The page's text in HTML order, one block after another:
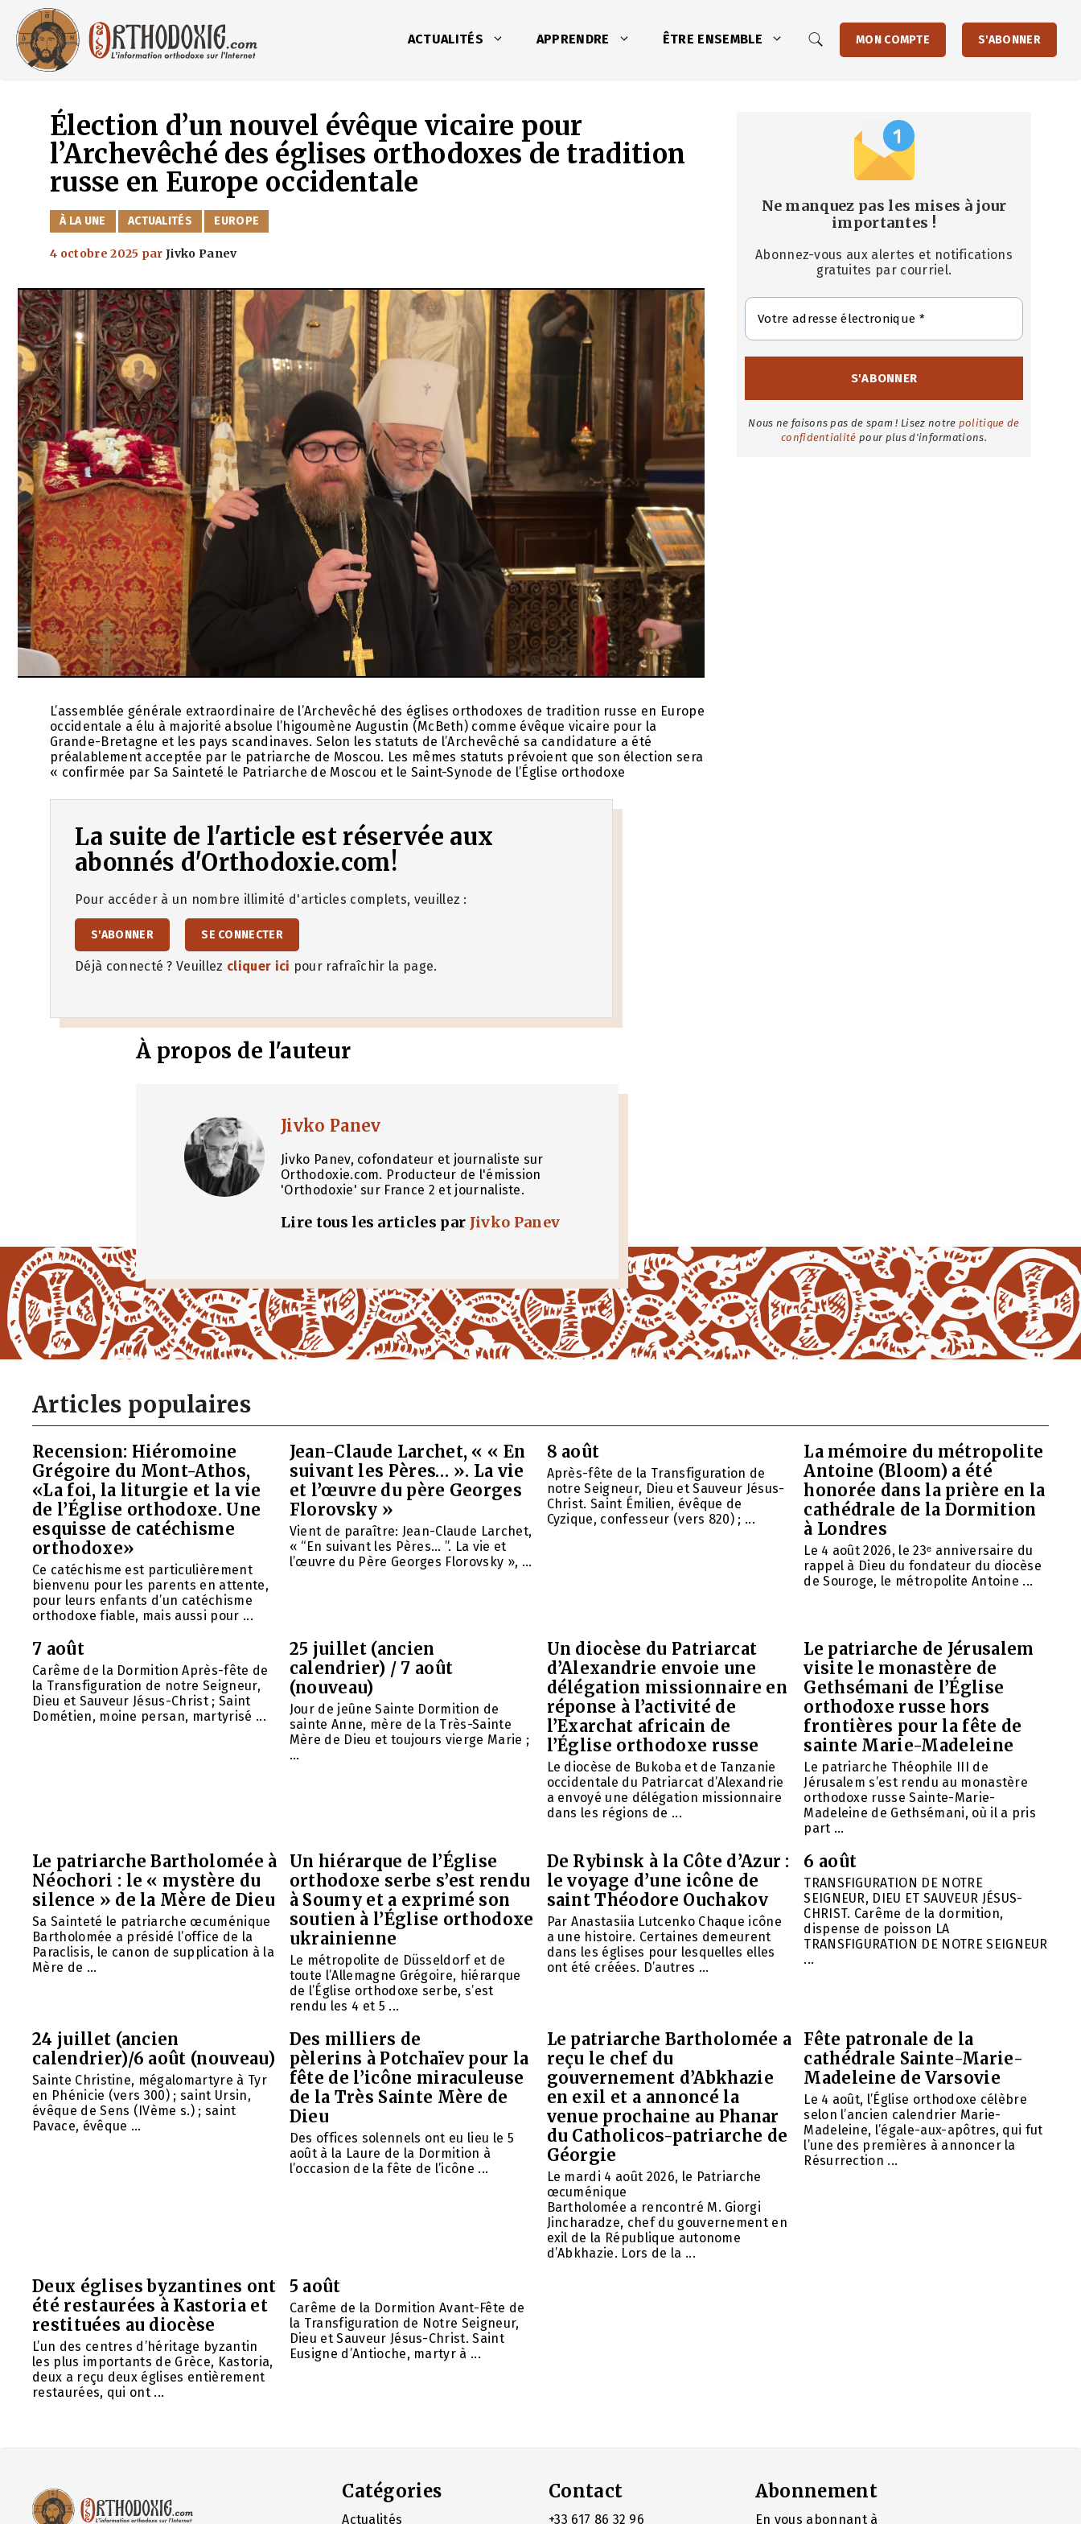
contenu
ACTUALITÉS APPRENDRE ÊTRE ENSEMBLE MON COMPTE S'ABONNER
Élection d’un nouvel évêque vicaire pour
l’Archevêché des églises orthodoxes de tradition
russe en Europe occidentale
CATÉGORIES
À LA UNE ACTUALITÉS EUROPE
4 octobre 2025 parJivko Panev
L’assemblée générale extraordinaire de l’Archevêché des églises orthodoxes de tradition russe en Europe
occidentale a élu à majorité absolue l’higoumène Augustin (McBeth) comme évêque vicaire pour la
Grande-Bretagne et les pays scandinaves. Selon les statuts de l’Archevêché sa candidature a été
préalablement acceptée par le patriarche de Moscou. Les mêmes statuts prévoient que son élection sera
« confirmée par Sa Sainteté le Patriarche de Moscou et le Saint-Synode de l’Église orthodoxe
La suite de l'article est réservée aux
abonnés d'Orthodoxie.com!
Pour accéder à un nombre illimité d'articles complets, veuillez :
S'ABONNER SE CONNECTER
Déjà connecté ? Veuillez cliquer ici pour rafraîchir la page.
À propos de l'auteur
Jivko Panev
Jivko Panev, cofondateur et journaliste sur
Orthodoxie.com. Producteur de l'émission
'Orthodoxie' sur France 2 et journaliste.
Lire tous les articles par Jivko Panev
Ne manquez pas les mises à jour
importantes !
Abonnez-vous aux alertes et notifications
gratuites par courriel.
Nous ne faisons pas de spam ! Lisez notre politique de
confidentialité pour plus d'informations.
Articles populaires
Recension: Hiéromoine
Grégoire du Mont-Athos,
«La foi, la liturgie et la vie
de l’Église orthodoxe. Une
esquisse de catéchisme
orthodoxe»
Ce catéchisme est particulièrement
bienvenu pour les parents en attente,
pour leurs enfants d’un catéchisme
orthodoxe fiable, mais aussi pour ...
Jean-Claude Larchet, « « En
suivant les Pères… ». La vie
et l’œuvre du père Georges
Florovsky »
Vient de paraître: Jean-Claude Larchet,
« “En suivant les Pères… ”. La vie et
l’œuvre du Père Georges Florovsky », ...
8 août
Après-fête de la Transfiguration de
notre Seigneur, Dieu et Sauveur Jésus-
Christ. Saint Émilien, évêque de
Cyzique, confesseur (vers 820) ; ...
La mémoire du métropolite
Antoine (Bloom) a été
honorée dans la prière en la
cathédrale de la Dormition
à Londres
Le 4 août 2026, le 23ᵉ anniversaire du
rappel à Dieu du fondateur du diocèse
de Souroge, le métropolite Antoine ...
7 août
Carême de la Dormition Après-fête de
la Transfiguration de notre Seigneur,
Dieu et Sauveur Jésus-Christ ; Saint
Dométien, moine persan, martyrisé ...
25 juillet (ancien
calendrier) / 7 août
(nouveau)
Jour de jeûne Sainte Dormition de
sainte Anne, mère de la Très-Sainte
Mère de Dieu et toujours vierge Marie ;
...
Un diocèse du Patriarcat
d’Alexandrie envoie une
délégation missionnaire en
réponse à l’activité de
l’Exarchat africain de
l’Église orthodoxe russe
Le diocèse de Bukoba et de Tanzanie
occidentale du Patriarcat d’Alexandrie
a envoyé une délégation missionnaire
dans les régions de ...
Le patriarche de Jérusalem
visite le monastère de
Gethsémani de l’Église
orthodoxe russe hors
frontières pour la fête de
sainte Marie-Madeleine
Le patriarche Théophile III de
Jérusalem s’est rendu au monastère
orthodoxe russe Sainte-Marie-
Madeleine de Gethsémani, où il a pris
part ...
Le patriarche Bartholomée à
Néochori : le « mystère du
silence » de la Mère de Dieu
Sa Sainteté le patriarche œcuménique
Bartholomée a présidé l’office de la
Paraclisis, le canon de supplication à la
Mère de ...
Un hiérarque de l’Église
orthodoxe serbe s’est rendu
à Soumy et a exprimé son
soutien à l’Église orthodoxe
ukrainienne
Le métropolite de Düsseldorf et de
toute l’Allemagne Grégoire, hiérarque
de l’Église orthodoxe serbe, s’est
rendu les 4 et 5 ...
De Rybinsk à la Côte d’Azur :
le voyage d’une icône de
saint Théodore Ouchakov
Par Anastasiia Lutcenko Chaque icône
a une histoire. Certaines demeurent
dans les églises pour lesquelles elles
ont été créées. D’autres ...
6 août
TRANSFIGURATION DE NOTRE
SEIGNEUR, DIEU ET SAUVEUR JÉSUS-
CHRIST. Carême de la dormition,
dispense de poisson LA
TRANSFIGURATION DE NOTRE SEIGNEUR
...
24 juillet (ancien
calendrier)/6 août (nouveau)
Sainte Christine, mégalomartyre à Tyr
en Phénicie (vers 300) ; saint Ursin,
évêque de Sens (IVème s.) ; saint
Pavace, évêque ...
Des milliers de
pèlerins à Potchaïev pour la
fête de l’icône miraculeuse
de la Très Sainte Mère de
Dieu
Des offices solennels ont eu lieu le 5
août à la Laure de la Dormition à
l’occasion de la fête de l’icône ...
Le patriarche Bartholomée a
reçu le chef du
gouvernement d’Abkhazie
en exil et a annoncé la
venue prochaine au Phanar
du Catholicos-patriarche de
Géorgie
Le mardi 4 août 2026, le Patriarche
œcuménique
Bartholomée a rencontré M. Giorgi
Jincharadze, chef du gouvernement en
exil de la République autonome
d’Abkhazie. Lors de la ...
Fête patronale de la
cathédrale Sainte-Marie-
Madeleine de Varsovie
Le 4 août, l’Église orthodoxe célèbre
selon l’ancien calendrier Marie-
Madeleine, l’égale-aux-apôtres, qui fut
l’une des premières à annoncer la
Résurrection ...
Deux églises byzantines ont
été restaurées à Kastoria et
restituées au diocèse
L’un des centres d’héritage byzantin
les plus importants de Grèce, Kastoria,
deux a reçu deux églises entièrement
restaurées, qui ont ...
5 août
Carême de la Dormition Avant-Fête de
la Transfiguration de Notre Seigneur,
Dieu et Sauveur Jésus-Christ. Saint
Eusigne d’Antioche, martyr à ...
Catégories
Actualités
Contact
+33 617 86 32 96
Abonnement
En vous abonnant à